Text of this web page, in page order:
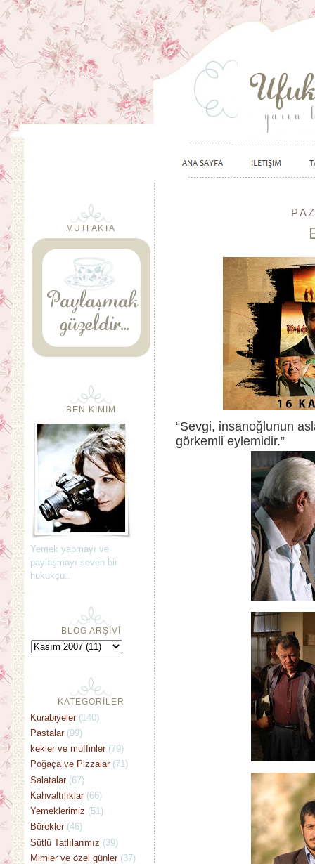
“Sevgi, insanoğlunun
görkemli eylemidir.”
MUTFAKTA
BEN KIMIM
Yemek yapmayı ve
paylaşmayı seven bir
hukukçu..
BLOG ARŞİVİ
KATEGORİLER
Kurabiyeler (140)
Pastalar (99)
kekler ve muffinler (79)
Poğaça ve Pizzalar (71)
Salatalar (67)
Kahvaltılıklar (66)
Yemeklerimiz (51)
Börekler (46)
Sütlü Tatlılarımız (39)
Mimler ve özel günler (37)